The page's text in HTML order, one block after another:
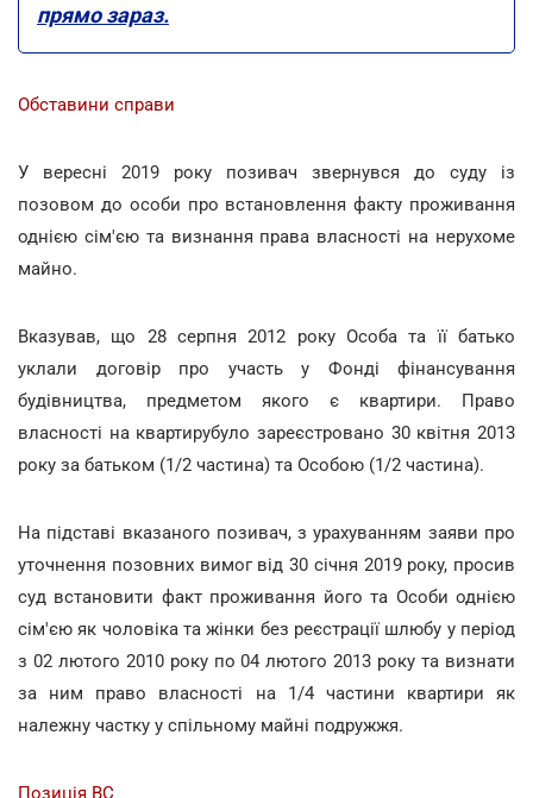
прямо зараз.
Обставини справи
У вересні 2019 року позивач звернувся до суду із
позовом до особи про встановлення факту проживання
однією сім'єю та визнання права власності на нерухоме
майно.
Вказував, що 28 серпня 2012 року Особа та її батько
уклали договір про участь у Фонді фінансування
будівництва, предметом якого є квартири. Право
власності на квартирубуло зареєстровано 30 квітня 2013
року за батьком (1/2 частина) та Особою (1/2 частина).
На підставі вказаного позивач, з урахуванням заяви про
уточнення позовних вимог від 30 січня 2019 року, просив
суд встановити факт проживання його та Особи однією
сім'єю як чоловіка та жінки без реєстрації шлюбу у період
з 02 лютого 2010 року по 04 лютого 2013 року та визнати
за ним право власності на 1/4 частини квартири як
належну частку у спільному майні подружжя.
Позиція ВС